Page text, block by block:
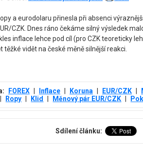
a eurodolaru přinesla při absenci
CZK. Dnes ráno čekáme silný výsledek
inflace lehce pod cíl (pro CZK teoreticky
těžké vidět na české měně silnější reakci.
FOREX Inflace Koruna EUR/CZK
Ropy Klid Měnový pár EUR/CZK
Sdílení článku: